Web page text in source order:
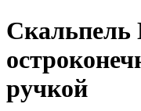
Скальпель
ручкой